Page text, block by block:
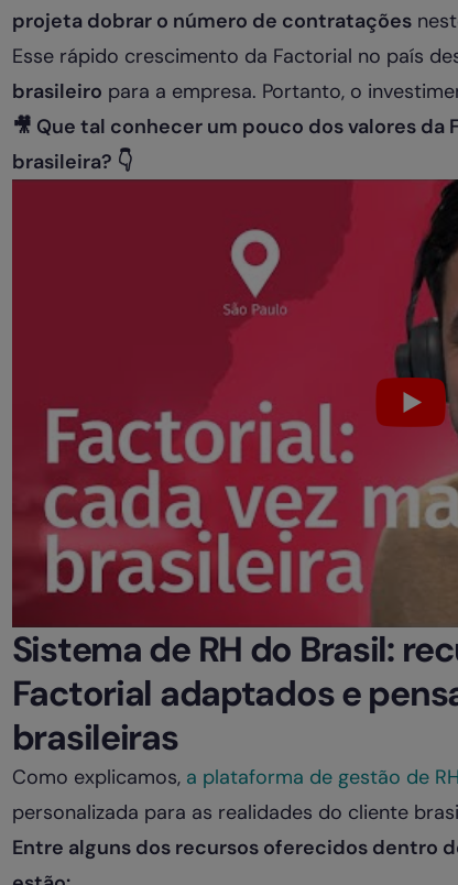
projeta dobrar o número de contratações
Esse rápido crescimento da Factorial no país
brasileiro para a empresa. Portanto, o
🎥 Que tal conhecer um pouco dos valores da
brasileira? 👇
Sistema de RH do Brasil:
Factorial adaptados e
brasileiras
Como explicamos, a plataforma de gestão de
personalizada para as realidades do cliente
Entre alguns dos recursos oferecidos dentro